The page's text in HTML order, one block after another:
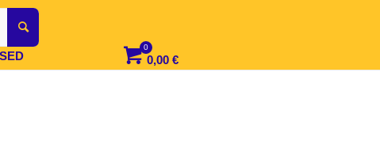
0,00 €